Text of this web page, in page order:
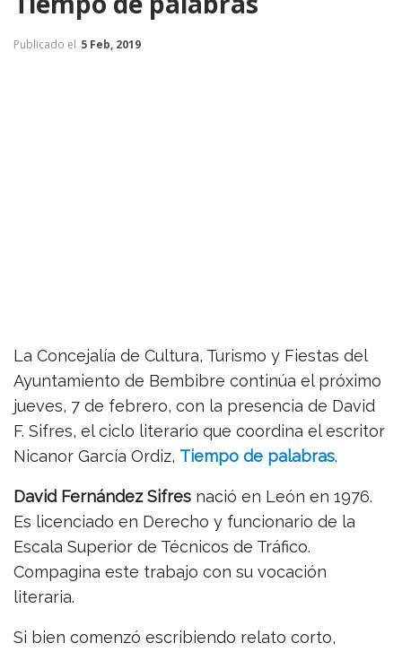
Publicado el 5 Feb, 2019
La Concejalía de Cultura, Turismo y Fiestas del
Ayuntamiento de Bembibre continúa el próximo
jueves, 7 de febrero, con la presencia de David
F. Sifres, el ciclo literario que coordina el escritor
Nicanor García Ordiz, Tiempo de palabras.
David Fernández Sifres nació en León en 1976.
Es licenciado en Derecho y funcionario de la
Escala Superior de Técnicos de Tráfico.
Compagina este trabajo con su vocación
literaria.
Si bien comenzó escribiendo relato corto,